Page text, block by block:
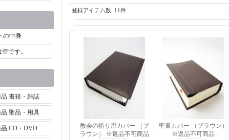
の中身
です。
書籍・雑誌
聖品・用具
CD・DVD
登録アイテム数: 11件
教会の祈り用カバー （ブ
ラウン） ※返品不可商品
聖書カバー （ブラウン）
※返品不可商品